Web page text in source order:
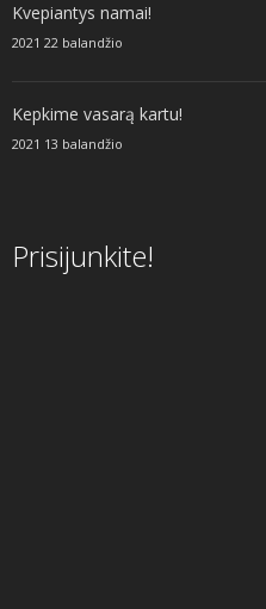
Kvepiantys namai!
2021 22 balandžio
Kepkime vasarą kartu!
2021 13 balandžio
Prisijunkite!